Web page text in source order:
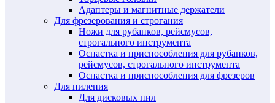
Адаптеры и магнитные держатели
Для фрезерования и строгания
Ножи для рубанков, рейсмусов,
строгального инструмента
Оснастка и приспособления для рубанков,
рейсмусов, строгального инструмента
Оснастка и приспособления для фрезеров
Для пиления
Для дисковых пил